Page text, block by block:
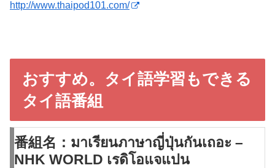
http://www.thaipod101.com/
おすすめ。タイ語学習もできる
タイ語番組
番組名：มาเรียนภาษาญี่ปุ่นกันเถอะ –
NHK WORLD เรดิโอแจแปน